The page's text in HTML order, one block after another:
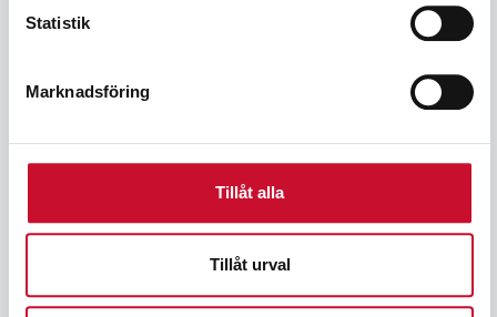
Statistik
Marknadsföring
Tillåt alla
Tillåt urval
Verkstadsprodukter i Sverige c/o Protekno AB
Kullabergsgatan 2
(Ej butik, endast kontor)